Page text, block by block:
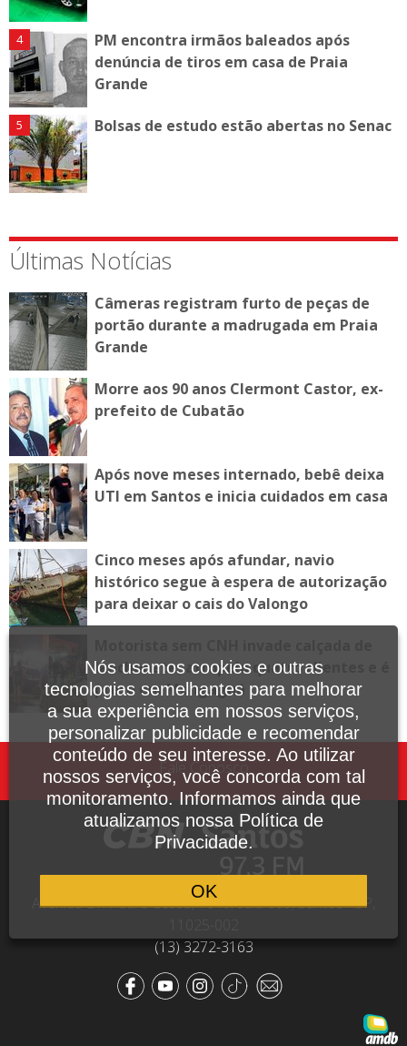
PM encontra irmãos baleados após
denúncia de tiros em casa de Praia
Grande
Bolsas de estudo estão abertas no Senac
Últimas Notícias
Câmeras registram furto de peças de
portão durante a madrugada em Praia
Grande
Morre aos 90 anos Clermont Castor, ex-
prefeito de Cubatão
Após nove meses internado, bebê deixa
UTI em Santos e inicia cuidados em casa
Cinco meses após afundar, navio
histórico segue à espera de autorização
para deixar o cais do Valongo
lanchonete, atropela quatro clientes e é
preso em Mongaguá
Fale Conosco
Avenida Dr. Pedro Lessa, 1640, sala 809, Santos - SP,
(13) 3272-3163
Nós usamos cookies e outras
tecnologias semelhantes para melhorar
a sua experiência em nossos serviços,
personalizar publicidade e recomendar
conteúdo de seu interesse. Ao utilizar
nossos serviços, você concorda com tal
monitoramento. Informamos ainda que
atualizamos nossa Política de
Privacidade.
OK